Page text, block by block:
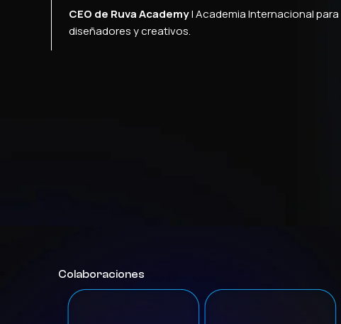
CEO de Ruva Academy| Academia Internacional para
diseñadores y creativos.
Colaboraciones